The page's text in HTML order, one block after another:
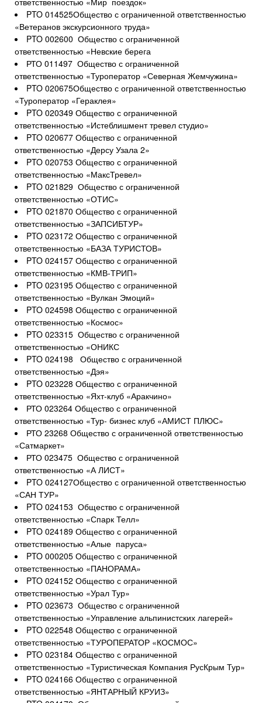
PTO 014525Общество с ограниченной ответственностью
«Ветеранов экскурсионного труда»
PTO 002600 Общество с ограниченной
ответственностью «Невские берега
РТО 011497 Общество с ограниченной
ответственностью «Туроператор «Северная Жемчужина»
PTO 020675Общество с ограниченной ответственностью
«Туроператор «Гераклея»
PTO 020349 Общество с ограниченной
ответственностью «Истеблишмент тревел студио»
PTO 020677 Общество с ограниченной
ответственностью «Дерсу Узала 2»
PTO 020753 Общество с ограниченной
ответственностью «МаксТревел»
PTO 021829 Общество с ограниченной
ответственностью «ОТИС»
PTO 021870 Общество с ограниченной
ответственностью «ЗАПСИБТУР»
PTO 023172 Общество с ограниченной
ответственностью «БАЗА ТУРИСТОВ»
PTO 024157 Общество с ограниченной
ответственностью «КМВ-ТРИП»
PTO 023195 Общество с ограниченной
ответственностью «Вулкан Эмоций»
PTO 024598 Общество с ограниченной
ответственностью «Космос»
PTO 023315 Общество с ограниченной
ответственностью «ОНИКС
PTO 024198 Общество с ограниченной
ответственностью «Дэя»
PTO 023228 Общество с ограниченной
ответственностью «Яхт-клуб «Аракчино»
РТО 023264 Общество с ограниченной
ответственностью «Тур- бизнес клуб «АМИСТ ПЛЮС»
РТО 23268 Общество с ограниченной ответственностью
«Сатмаркет»
РТО 023475 Общество с ограниченной
ответственностью «А ЛИСТ»
PTO 024127Общество с ограниченной ответственностью
«САН ТУР»
PTO 024153 Общество с ограниченной
ответственностью «Спарк Телл»
PTO 024189 Общество с ограниченной
ответственностью «Алые паруса»
PTO 000205 Общество с ограниченной
ответственностью «ПАНОРАМА»
PTO 024152 Общество с ограниченной
ответственностью «Урал Тур»
PTO 023673 Общество с ограниченной
ответственностью «Управление альпинистских лагерей»
PTO 022548 Общество с ограниченной
ответственностью «ТУРОПЕРАТОР «КОСМОС»
PTO 023184 Общество с ограниченной
ответственностью «Туристическая Компания РусКрым Тур»
PTO 024166 Общество с ограниченной
ответственностью «ЯНТАРНЫЙ КРУИЗ»